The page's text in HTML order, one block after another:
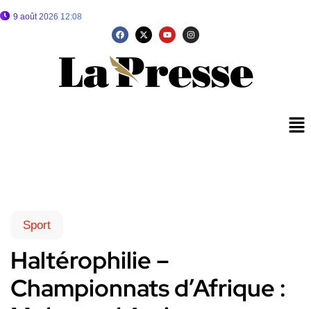
9 août 2026 12:08
Sport
Haltérophilie –
Championnats d’Afrique :